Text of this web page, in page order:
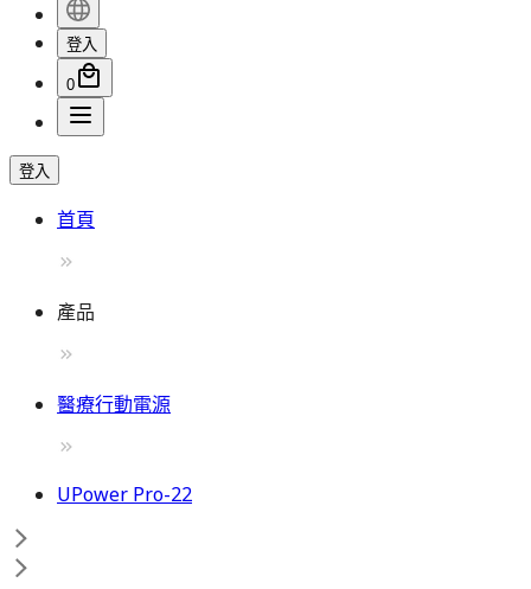
登入
0
登入
首頁
產品
醫療行動電源
UPower Pro-22